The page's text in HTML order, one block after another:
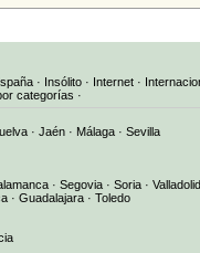
· Insólito · Internet ·
categorías ·
· Jaén · Málaga · Sevilla
· Segovia · Soria · Valladolid
· Guadalajara · Toledo